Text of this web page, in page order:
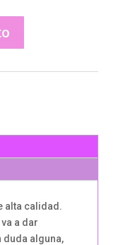
alta calidad.
va a dar
duda alguna,